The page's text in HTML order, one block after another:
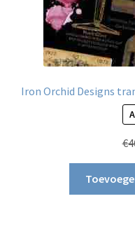
Iron Orchid Designs
€